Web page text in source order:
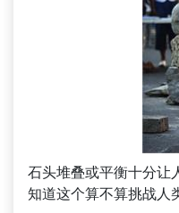
石头堆叠或平衡十分让
知道这个算不算挑战人